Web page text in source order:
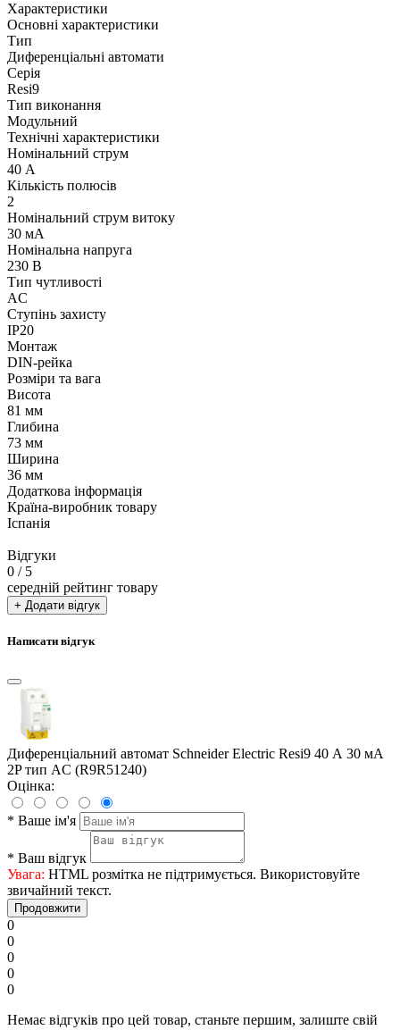
Характеристики
Основні характеристики
Тип
Диференціальні автомати
Серія
Resi9
Тип виконання
Модульний
Технічні характеристики
Номінальний струм
40 А
Кількість полюсів
2
Номінальний струм витоку
30 мА
Номінальна напруга
230 В
Тип чутливості
AC
Ступінь захисту
IP20
Монтаж
DIN-рейка
Розміри та вага
Висота
81 мм
Глибина
73 мм
Ширина
36 мм
Додаткова інформація
Країна-виробник товару
Іспанія
Відгуки
0 / 5
середній рейтинг товару
+ Додати відгук
Написати відгук
Диференціальний автомат Schneider Electric Resi9 40 А 30 мА
2P тип AC (R9R51240)
Оцінка:
* Ваше ім'я
* Ваш відгук
Увага: HTML розмітка не підтримується. Використовуйте
звичайний текст.
Продовжити
0
0
0
0
0
Немає відгуків про цей товар, станьте першим, залиште свій